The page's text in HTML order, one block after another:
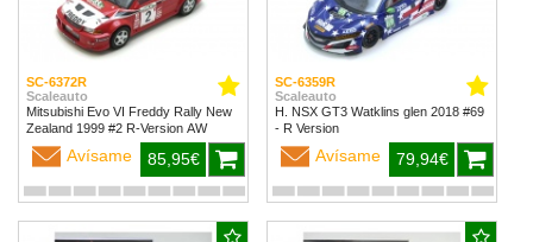
SC-6372R
Scaleauto
Mitsubishi Evo VI Freddy Rally New
Zealand 1999 #2 R-Version AW
Avísame 85,95€
SC-6359R
Scaleauto
H. NSX GT3 Watklins glen 2018 #69
- R Version
Avísame 79,94€